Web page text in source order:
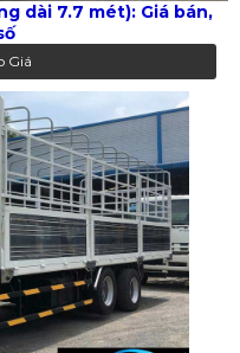
dài 7.7 mét): Giá bán,
Giá